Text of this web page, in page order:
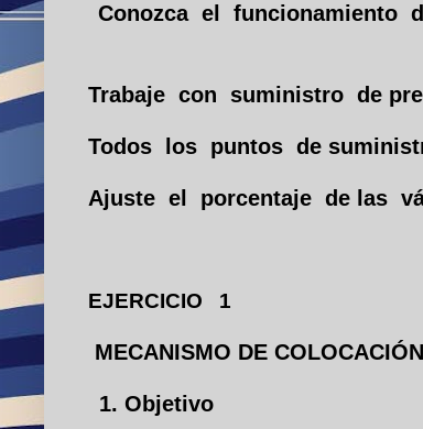
Conozca el funcionamiento
Trabaje con suministro de
Todos los puntos de
Ajuste el porcentaje de las
EJERCICIO 1
MECANISMO DE COLOCACIÓN
1. Objetivo